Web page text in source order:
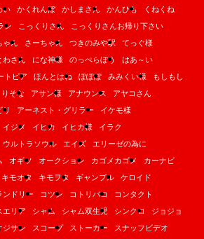
い かくれんぼ かしまさん かんひも
くねくね
ン
こっくりさん
こっくりさんお帰り下さい
ゃん さーちゃん つきのみや駅
てっぐ様
わさん にな神様 のっぺらぼう
はあ～い
トピア
ほんとはね ぽぽぽ みみくい様
もしもし
りそな アサン様 アナウンス
アヤコさん
リ アーネスト・グリラー
イケモ様
イジメ イヒカ イヒカ様
イラク
ウルトラソウル エイズ
エリーゼの為に
オギソ オークション カゴメカゴメ
カーナビ
キモオタ キモヲタ ギャンブル
ケロイド
ンドリー コツン コトリバコ
コンタクト
エリア シャム シャム双生児 シンクロ
ジョジョ
ジサン スコープ ストーカー
スナッフビデオ